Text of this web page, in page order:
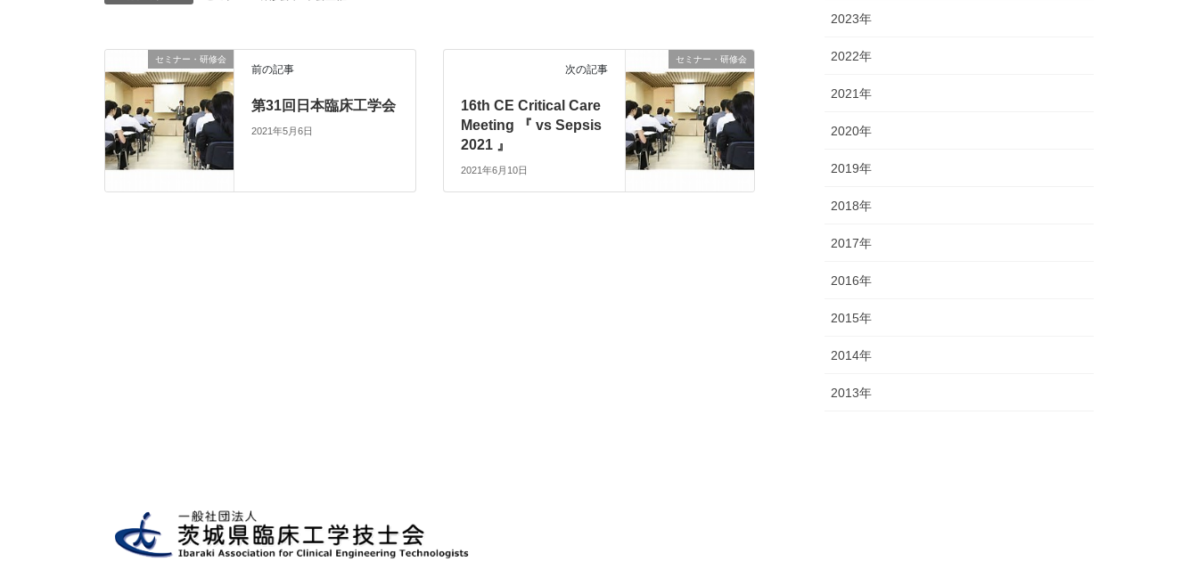
セミナー・研修会
前の記事
第31回日本臨床工学会
2021年5月6日
セミナー・研修会
次の記事
16th CE Critical Care
Meeting 『 vs Sepsis
2021 』
2021年6月10日
2023年
2022年
2021年
2020年
2019年
2018年
2017年
2016年
2015年
2014年
2013年